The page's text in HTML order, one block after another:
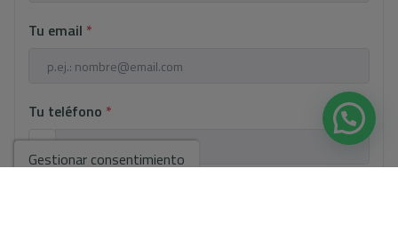
Tu email *
Tu teléfono *
Gestionar consentimiento